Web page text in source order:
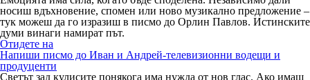
носиш вдъхновение, спомен или ново музикално предложение –
тук можеш да го изразиш в писмо до Орлин Павлов. Истинските
думи винаги намират път.
Отидете на
Напиши писмо до Иван и Андрей-телевизионни водещи и
продуценти
Светът зад кулисите понякога има нужда от нов глас. Ако имаш